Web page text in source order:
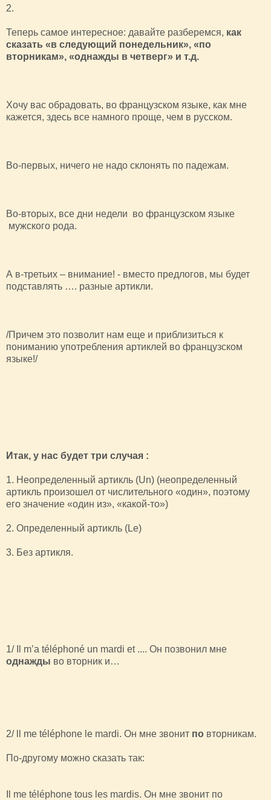
2.
Теперь самое интересное: давайте разберемся, как
сказать «в следующий понедельник», «по
вторникам», «однажды в четверг» и т.д.
Хочу вас обрадовать, во французском языке, как мне
кажется, здесь все намного проще, чем в русском.
Во-первых, ничего не надо склонять по падежам.
Во-вторых, все дни недели во французском языке
мужского рода.
А в-третьих – внимание! - вместо предлогов, мы будет
подставлять …. разные артикли.
/Причем это позволит нам еще и приблизиться к
пониманию употребления артиклей во французском
языке!/
Итак, у нас будет три случая :
1. Неопределенный артикль (Un) (неопределенный
артикль произошел от числительного «один», поэтому
его значение «один из», «какой-то»)
2. Определенный артикль (Le)
3. Без артикля.
1/ Il m’a téléphoné un mardi et .... Он позвонил мне
однажды во вторник и…
2/ ll me téléphone le mardi. Он мне звонит по вторникам.
По-другому можно сказать так:
Il me téléphone tous les mardis. Он мне звонит по